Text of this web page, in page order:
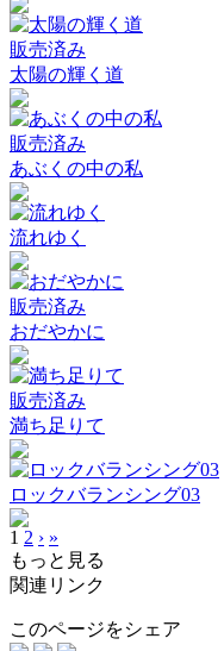
販売済み
太陽の輝く道
販売済み
あぶくの中の私
流れゆく
販売済み
おだやかに
販売済み
満ち足りて
ロックバランシング03
1 2 › »
もっと見る
関連リンク
このページをシェア